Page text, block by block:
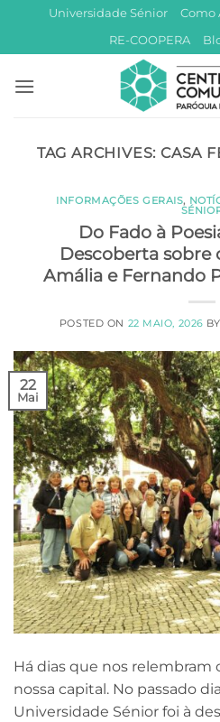
content
Universidade Sénior Como
RE-COOPERA
TAG ARCHIVES: CASA
INFORMAÇÕES GERAIS,
Do Fado à
Descoberta sobre
Amália e Fernando
POSTED ON 22 MAIO, 2026
22
Mai
Há dias que nos relembram
nossa capital. No passado
Universidade Sénior foi à